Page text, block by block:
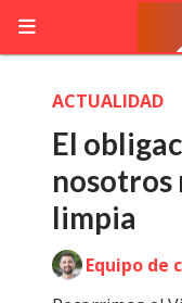
El
nosotros
limpia
ACTUALIDAD
Equipo de